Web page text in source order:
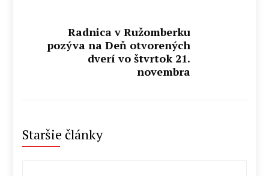
Radnica v Ružomberku
pozýva na Deň otvorených
dverí vo štvrtok 21.
novembra
Staršie články